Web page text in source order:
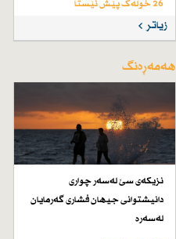
26 خولەک پێش ئێستا
زیاتر
هەمەڕەنگ
نزیكەی سێ لەسەر چواری
دانیشتوانی جیهان فشاری گەرمایان
لەسەرە